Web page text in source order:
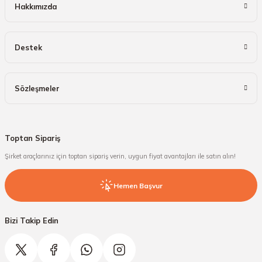
Hakkımızda
Destek
Sözleşmeler
Toptan Sipariş
Şirket araçlarınız için toptan sipariş verin, uygun fiyat avantajları ile satın alın!
Hemen Başvur
Bizi Takip Edin